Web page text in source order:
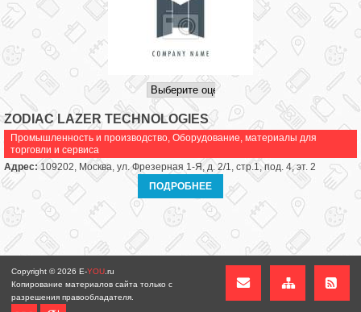
ZODIAC LAZER TECHNOLOGIES
Промышленность и производство, Оборудование, материалы для
торговли и сервиса
Адрес:109202, Москва, ул. Фрезерная 1-Я, д. 2/1, стр.1, под. 4, эт. 2
ПОДРОБНЕЕ
Copyright © 2026 E-YOU .ru
Копирование материалов сайта только с
разрешения правообладателя.